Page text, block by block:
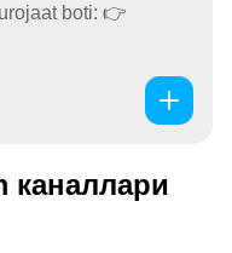
boti: 👉
каналлари